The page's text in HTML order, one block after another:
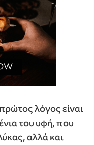
λόγος είναι
του υφή, που
αλλά και